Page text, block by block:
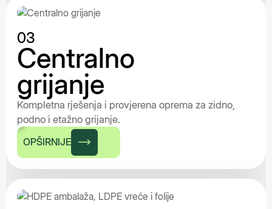
03
Centralno
grijanje
Kompletna rješenja i provjerena oprema za zidno,
podno i etažno grijanje.
OPŠIRNIJE